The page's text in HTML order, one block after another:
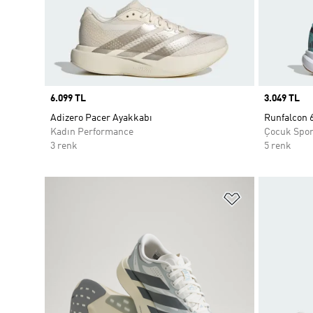
Price
6.099 TL
Adizero Pacer Ayakkabı
Kadın Performance
3 renk
Price
3.049 TL
Runfalcon
Çocuk
5 renk